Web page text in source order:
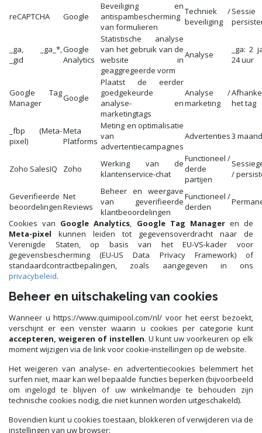
reCAPTCHA Google
Beveiliging en
antispambescherming
van formulieren
Techniek /
beveiliging
_ga, _ga_*,
_gid
Google
Analytics
Statistische analyse
van het gebruik van de
website in
geaggregeerde vorm
Analyse
_ga: 2
24 uur
Google Tag
Manager
Google
Plaatst de eerder
goedgekeurde
analyse- en
marketingtags
Analyse /
marketing
het tag
_fbp (Meta-
pixel)
Meta
Platforms
Meting en optimalisatie
van
advertentiecampagnes
Advertenties3
Zoho SalesIQ Zoho
Werking van de
klantenservice-chat
Functioneel /
derde
partijen
/
Geverifieerde
beoordelingen
Net
Reviews
Beheer en weergave
van geverifieerde
klantbeoordelingen
Functioneel /
derden
Cookies van Google Analytics, Google Tag Manageren de
Meta-pixel kunnen leiden tot gegevensoverdracht naar de
Verenigde Staten, op basis van het EU-VS-kader voor
gegevensbescherming (EU-US Data Privacy Framework) of
standaardcontractbepalingen, zoals aangegeven in ons
privacybeleid.
Beheer en uitschakeling van cookies
Wanneer u https://www.quimipool.com/nl/ voor het eerst bezoekt,
verschijnt er een venster waarin u cookies per categorie kunt
accepteren, weigeren of instellen. U kunt uw voorkeuren op elk
moment wijzigen via de link voor cookie-instellingen op de website.
Het weigeren van analyse- en advertentiecookies belemmert het
surfen niet, maar kan wel bepaalde functies beperken (bijvoorbeeld
om ingelogd te blijven of uw winkelmandje te behouden zijn
technische cookies nodig, die niet kunnen worden uitgeschakeld).
Bovendien kunt u cookies toestaan, blokkeren of verwijderen via de
instellingen van uw browser: